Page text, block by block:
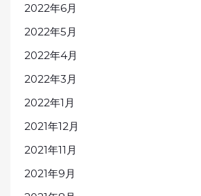
2022年6月
2022年5月
2022年4月
2022年3月
2022年1月
2021年12月
2021年11月
2021年9月